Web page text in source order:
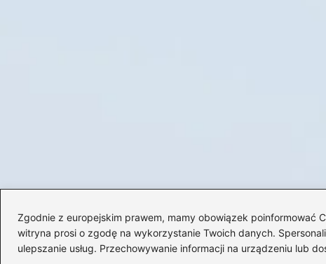
Zgodnie z europejskim prawem, mamy obowiązek poinformować
witryna prosi o zgodę na wykorzystanie Twoich danych.
ulepszanie usług. Przechowywanie informacji na urządzeniu lub